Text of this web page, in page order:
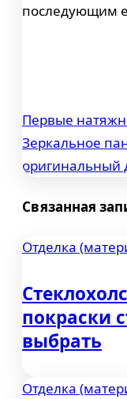
последующим
по
записям
Первые
Зеркальное
оригинальный
Связанная
Отделка
покраски
выбрать
Отделка